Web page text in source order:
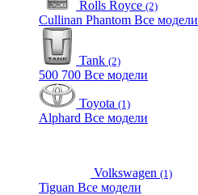
Rolls Royce (2)
Cullinan Phantom Все модели
Tank (2)
500 700 Все модели
Toyota (1)
Alphard Все модели
Volkswagen (1)
Tiguan Все модели